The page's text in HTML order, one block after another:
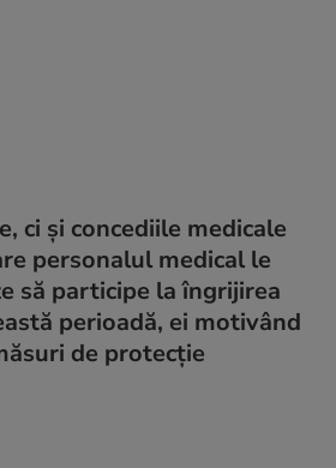
ci și concediile medicale
personalul medical le
să participe la îngrijirea
perioadă, ei motivând
de protecție